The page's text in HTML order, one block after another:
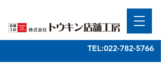
TEL:022-782-5766